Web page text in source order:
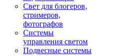
Свет для блогеров,
стримеров,
фотографов
Системы
управления светом
Подвесные системы